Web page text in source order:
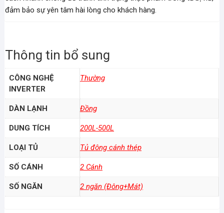
đảm bảo sự yên tâm hài lòng cho khách hàng.
Thông tin bổ sung
CÔNG NGHỆ
INVERTER
Thường
DÀN LẠNH Đồng
DUNG TÍCH 200L-500L
LOẠI TỦ Tủ đông cánh thép
SỐ CÁNH 2 Cánh
SỐ NGĂN 2 ngăn (Đông+Mát)